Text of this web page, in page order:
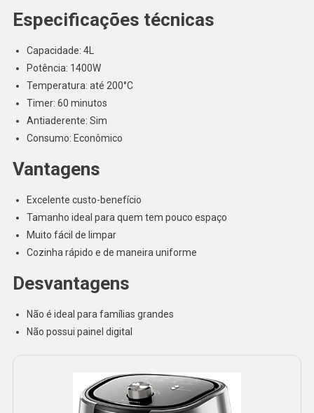
Especificações técnicas
Capacidade: 4L
Potência: 1400W
Temperatura: até 200°C
Timer: 60 minutos
Antiaderente: Sim
Consumo: Econômico
Vantagens
Excelente custo-benefício
Tamanho ideal para quem tem pouco espaço
Muito fácil de limpar
Cozinha rápido e de maneira uniforme
Desvantagens
Não é ideal para famílias grandes
Não possui painel digital